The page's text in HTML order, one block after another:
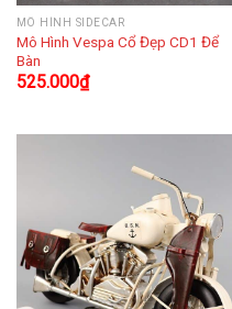
MÔ HÌNH SIDECAR
Mô Hình Vespa Cổ Đẹp CD1 Để
Bàn
525.000₫